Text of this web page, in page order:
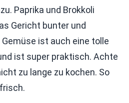
Paprika und Brokkoli
Gericht bunter und
ist auch eine tolle
ist super praktisch. Achte
zu lange zu kochen. So